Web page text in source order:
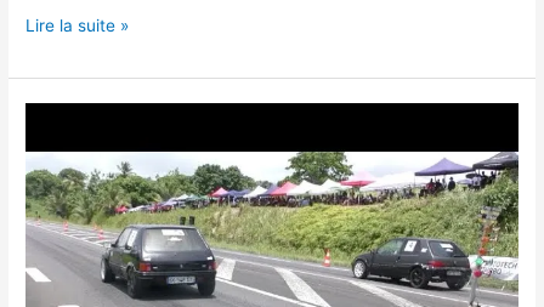
Lire la suite »
TROPHY.
Images
Henri
TITANA
.